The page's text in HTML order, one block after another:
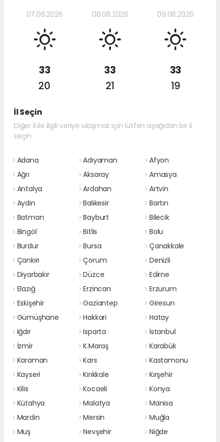
07.08.2026
33
20
08.08.2026
33
21
09.08.2026
33
19
İl Seçin
Diğer il ile ilgili veriye ulaşmak için lütfen aşağıdan bir il
seçin
Adana Adıyaman
Afyon
Ağrı
Aksaray
Amasya
Antalya
Ardahan
Artvin
Aydın
Balıkesir
Bartın
Batman
Bayburt
Bilecik
Bingöl
Bitlis
Bolu
Burdur
Bursa
Çanakkale
Çankırı
Çorum
Denizli
Diyarbakır
Düzce
Edirne
Elazığ
Erzincan
Erzurum
Eskişehir
Gaziantep
Giresun
Gümüşhane
Hakkari
Hatay
Iğdır
Isparta
İstanbul
İzmir
K.Maraş
Karabük
Karaman
Kars
Kastamonu
Kayseri
Kırıkkale
Kırşehir
Kilis
Kocaeli
Konya
Kütahya
Malatya
Manisa
Mardin
Mersin
Muğla
Muş
Nevşehir
Niğde